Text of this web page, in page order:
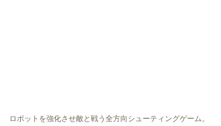
ロボットを強化させ敵と戦う全方向シューティングゲーム。